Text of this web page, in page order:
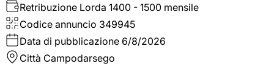
Retribuzione Lorda 1400 - 1500 mensile
Codice annuncio 349945
Data di pubblicazione 6/8/2026
Città Campodarsego